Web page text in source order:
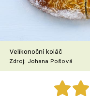
TV Program
Škola vaření
Recepty z TV
Speciál: Cuketa
Velikonoční koláč
Zdroj: Johana Pošová